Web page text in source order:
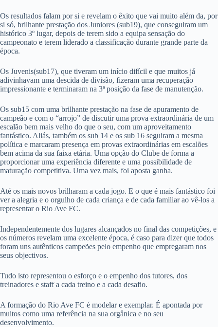
Os resultados falam por si e revelam o êxito que vai muito além da, por
si só, brilhante prestação dos Juniores (sub19), que conseguiram um
histórico 3º lugar, depois de terem sido a equipa sensação do
campeonato e terem liderado a classificação durante grande parte da
época.
Os Juvenis(sub17), que tiveram um início difícil e que muitos já
adivinhavam uma descida de divisão, fizeram uma recuperação
impressionante e terminaram na 3ª posição da fase de manutenção.
Os sub15 com uma brilhante prestação na fase de apuramento de
campeão e com o “arrojo” de discutir uma prova extraordinária de um
escalão bem mais velho do que o seu, com um aproveitamento
fantástico. Aliás, também os sub 14 e os sub 16 seguiram a mesma
política e marcaram presença em provas extraordinárias em escalões
bem acima da sua faixa etária. Uma opção do Clube de forma a
proporcionar uma experiência diferente e uma possibilidade de
maturação competitiva. Uma vez mais, foi aposta ganha.
Até os mais novos brilharam a cada jogo. E o que é mais fantástico foi
ver a alegria e o orgulho de cada criança e de cada familiar ao vê-los a
representar o Rio Ave FC.
Independentemente dos lugares alcançados no final das competições, e
os números revelam uma excelente época, é caso para dizer que todos
foram uns autênticos campeões pelo empenho que empregaram nos
seus objectivos.
Tudo isto representou o esforço e o empenho dos tutores, dos
treinadores e staff a cada treino e a cada desafio.
A formação do Rio Ave FC é modelar e exemplar. É apontada por
muitos como uma referência na sua orgânica e no seu
desenvolvimento.